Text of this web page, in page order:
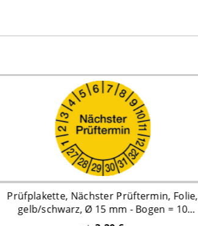
Prüfplakette, Nächster Prüftermin, Folie,
gelb/schwarz, Ø 15 mm - Bogen = 10
Plaketten